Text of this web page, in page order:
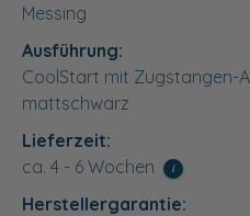
Messing
Ausführung:
CoolStart mit Zugstangen-
mattschwarz
Lieferzeit:
ca. 4 - 6 Wochen
i
Herstellergarantie: